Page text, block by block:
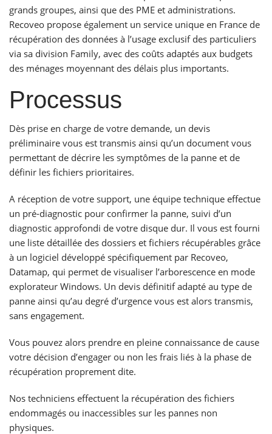
grands groupes, ainsi que des PME et administrations.
Recoveo propose également un service unique en France de
récupération des données à l’usage exclusif des particuliers
via sa division Family, avec des coûts adaptés aux budgets
des ménages moyennant des délais plus importants.
Processus
Dès prise en charge de votre demande, un devis
préliminaire vous est transmis ainsi qu’un document vous
permettant de décrire les symptômes de la panne et de
définir les fichiers prioritaires.
A réception de votre support, une équipe technique effectue
un pré-diagnostic pour confirmer la panne, suivi d’un
diagnostic approfondi de votre disque dur. Il vous est fourni
une liste détaillée des dossiers et fichiers récupérables grâce
à un logiciel développé spécifiquement par Recoveo,
Datamap, qui permet de visualiser l’arborescence en mode
explorateur Windows. Un devis définitif adapté au type de
panne ainsi qu’au degré d’urgence vous est alors transmis,
sans engagement.
Vous pouvez alors prendre en pleine connaissance de cause
votre décision d’engager ou non les frais liés à la phase de
récupération proprement dite.
Nos techniciens effectuent la récupération des fichiers
endommagés ou inaccessibles sur les pannes non
physiques.